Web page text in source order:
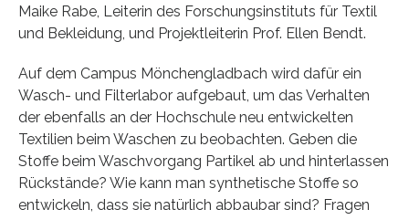
Maike Rabe, Leiterin des Forschungsinstituts für Textil
und Bekleidung, und Projektleiterin Prof. Ellen Bendt.
Auf dem Campus Mönchengladbach wird dafür ein
Wasch- und Filterlabor aufgebaut, um das Verhalten
der ebenfalls an der Hochschule neu entwickelten
Textilien beim Waschen zu beobachten. Geben die
Stoffe beim Waschvorgang Partikel ab und hinterlassen
Rückstände? Wie kann man synthetische Stoffe so
entwickeln, dass sie natürlich abbaubar sind? Fragen